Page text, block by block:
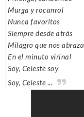
Murga y rocanrol
Nunca favoritos
Siempre desde atrás
Milagro que nos abraza
En el minuto virinal
Soy, Celeste soy
Soy, Celeste ...